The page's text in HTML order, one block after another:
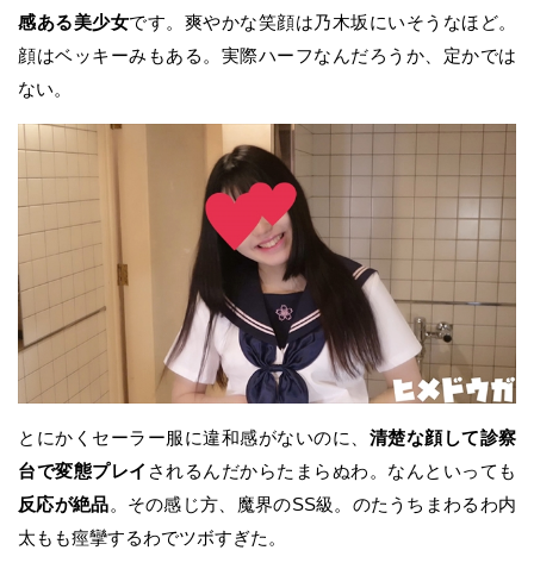
感ある美少女です。爽やかな笑顔は乃木坂にいそうなほど。
顔はベッキーみもある。実際ハーフなんだろうか、定かでは
ない。
とにかくセーラー服に違和感がないのに、 清楚な顔して診察
台で変態プレイ されるんだからたまらぬわ。なんといっても
反応が絶品。その感じ方、魔界のSS級。のたうちまわるわ内
太もも痙攣するわでツボすぎた。